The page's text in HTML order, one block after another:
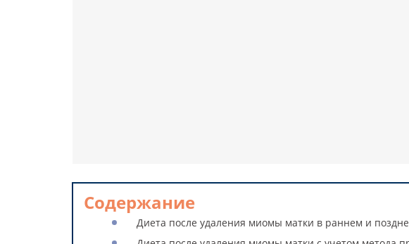
Содержание
Диета после удаления миомы матки в раннем и